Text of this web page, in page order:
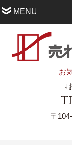
MENU
お
↓
〒